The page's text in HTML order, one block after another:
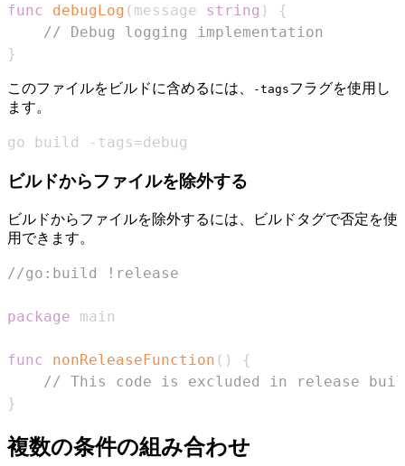
func debugLog ( message string )
{
// Debug logging implementation
}
このファイルをビルドに含めるには、 -tagsフラグを使用し
ます。
go build -tags=debug
ビルドからファイルを除外する
ビルドからファイルを除外するには、ビルドタグで否定を使
用できます。
//go:build !release
package
func nonReleaseFunction ( )
{
// This code is excluded in release
}
複数の条件の組み合わせ